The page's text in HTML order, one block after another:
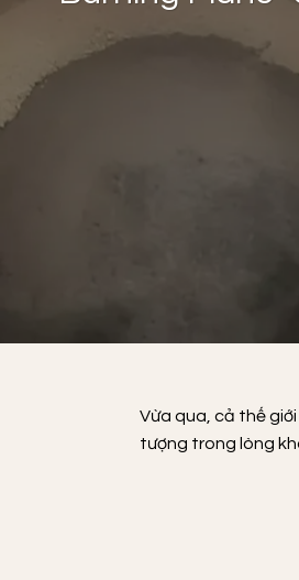
Vừa qua, cả thế
tượng trong lòng